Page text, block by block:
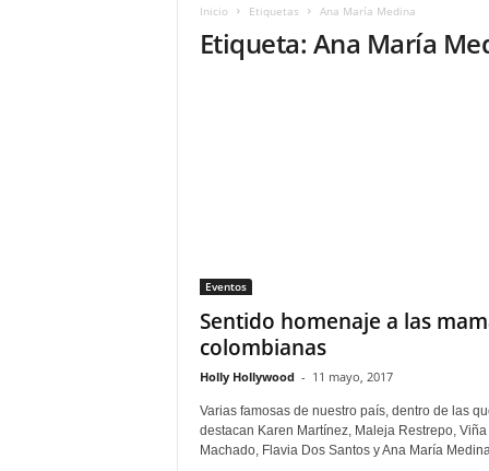
Inicio Etiquetas Ana María Medina
Etiqueta: Ana María
Eventos
Sentido homenaje a las
colombianas
Holly Hollywood - 11 mayo, 2017
Varias famosas de nuestro país, dentro de las
destacan Karen Martínez, Maleja Restrepo, Viña
Machado, Flavia Dos Santos y Ana María